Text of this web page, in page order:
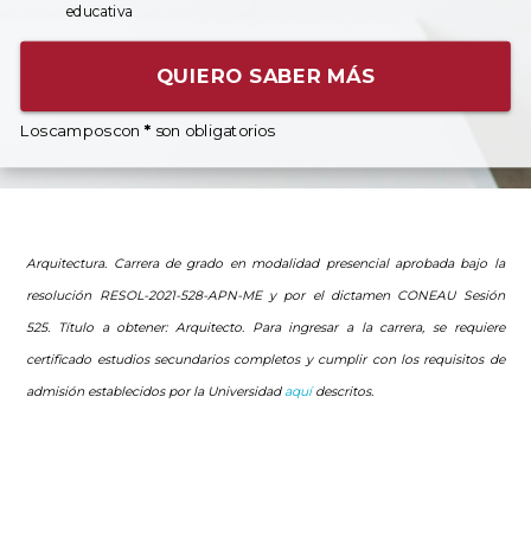
educativa
QUIERO SABER MÁS
Los campos con * son obligatorios
Arquitectura. Carrera de grado en modalidad presencial aprobada bajo la
resolución RESOL-2021-528-APN-ME y por el dictamen CONEAU Sesión
525. Título a obtener: Arquitecto. Para ingresar a la carrera, se requiere
certificado estudios secundarios completos y cumplir con los requisitos de
admisión establecidos por la Universidad aquídescritos.